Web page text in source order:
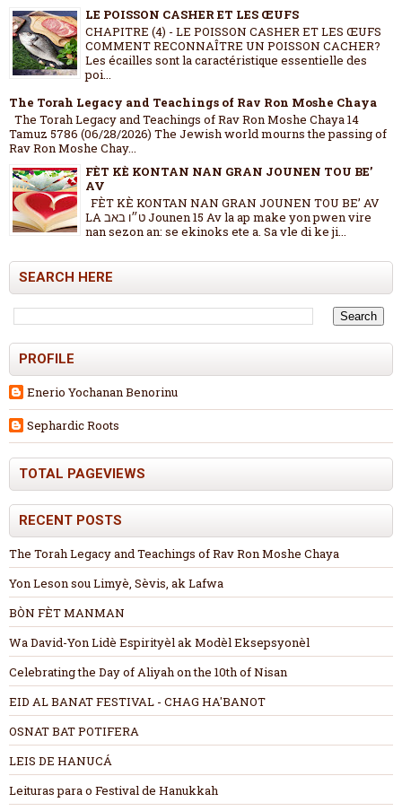
LE POISSON CASHER ET LES ŒUFS
CHAPITRE (4) - LE POISSON CASHER ET LES ŒUFS
COMMENT RECONNAÎTRE UN POISSON CACHER?
Les écailles sont la caractéristique essentielle des
poi...
The Torah Legacy and Teachings of Rav Ron Moshe Chaya
The Torah Legacy and Teachings of Rav Ron Moshe Chaya 14
Tamuz 5786 (06/28/2026) The Jewish world mourns the passing of
Rav Ron Moshe Chay...
FÈT KÈ KONTAN NAN GRAN JOUNEN TOU BE’
AV
FÈT KÈ KONTAN NAN GRAN JOUNEN TOU BE’ AV
LA ט״ו באב Jounen 15 Av la ap make yon pwen vire
nan sezon an: se ekinoks ete a. Sa vle di ke ji...
SEARCH HERE
PROFILE
Enerio Yochanan Benorinu
Sephardic Roots
TOTAL PAGEVIEWS
RECENT POSTS
The Torah Legacy and Teachings of Rav Ron Moshe Chaya
Yon Leson sou Limyè, Sèvis, ak Lafwa
BÒN FÈT MANMAN
Wa David-Yon Lidè Espirityèl ak Modèl Eksepsyonèl
Celebrating the Day of Aliyah on the 10th of Nisan
EID AL BANAT FESTIVAL - CHAG HA'BANOT
OSNAT BAT POTIFERA
LEIS DE HANUCÁ
Leituras para o Festival de Hanukkah